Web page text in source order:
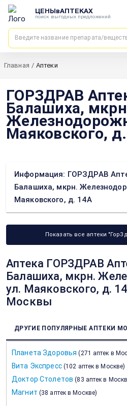
ЦЕНЫвАПТЕКАХ
поиск выгодных предложений
Главная / Аптеки
ГОРЗДРАВ
Балашиха,
Маяковского,
Информация: ГОРЗДРАВ
Балашиха, мкрн.
Маяковского, д. 14А
Показать все аптеки
Аптека ГОРЗДРАВ
Балашиха, мкрн.
ул. Маяковского, д.
Москвы
ДРУГИЕ ПОПУЛЯРНЫЕ АПТЕКИ
Планета Здоровья (271 аптек в
Вита Экспресс (102 аптек в Москве)
Доктор Столетов (83 аптек в
Магнит (38 аптек в Москве)